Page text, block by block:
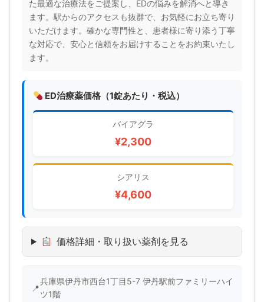
た最適な治療法をご提案し、EDの悩みを解消へと導き
ます。駅からのアクセスも抜群で、お気軽にお立ち寄り
いただけます。確かな専門性と、患者様に寄り添う丁寧
な対応で、安心と信頼をお届けすることをお約束いたし
ます。
ED治療薬価格（1錠あたり・税込）
バイアグラ
¥2,300
シアリス
¥4,600
価格詳細・取り扱い薬剤を見る
兵庫県伊丹市西台1丁目5-7 伊丹駅前ファミリーハイ
ツ1階